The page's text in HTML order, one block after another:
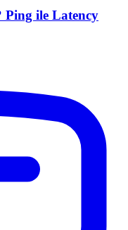
Ping ile Latency